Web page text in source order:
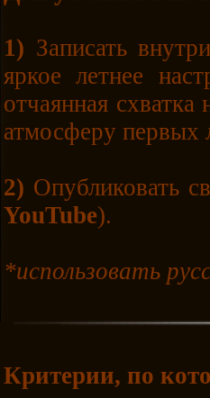
1) Записать
яркое летнее
отчаянная
атмосферу первых
2) Опубликовать
YouTube).
*использовать
Критерии, по